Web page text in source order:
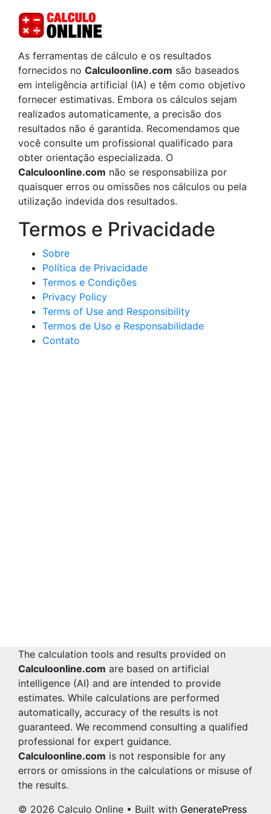
As ferramentas de cálculo e os resultados
fornecidos no Calculoonline.com são baseados
em inteligência artificial (IA) e têm como objetivo
fornecer estimativas. Embora os cálculos sejam
realizados automaticamente, a precisão dos
resultados não é garantida. Recomendamos que
você consulte um profissional qualificado para
obter orientação especializada. O
Calculoonline.com não se responsabiliza por
quaisquer erros ou omissões nos cálculos ou pela
utilização indevida dos resultados.
Termos e Privacidade
Sobre
Política de Privacidade
Termos e Condições
Privacy Policy
Terms of Use and Responsibility
Termos de Uso e Responsabilidade
Contato
The calculation tools and results provided on
Calculoonline.com are based on artificial
intelligence (AI) and are intended to provide
estimates. While calculations are performed
automatically, accuracy of the results is not
guaranteed. We recommend consulting a qualified
professional for expert guidance.
Calculoonline.com is not responsible for any
errors or omissions in the calculations or misuse of
the results.
© 2026 Calculo Online • Built with GeneratePress